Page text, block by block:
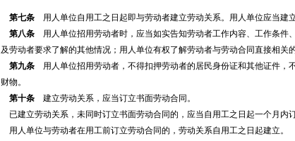
第七条 用人单位自用工之日起即与劳动者建立劳动关系。用人单位应当建
第八条 用人单位招用劳动者时，应当如实告知劳动者工作内容、工作条件
及劳动者要求了解的其他情况；用人单位有权了解劳动者与劳动合同直接相关
第九条 用人单位招用劳动者，不得扣押劳动者的居民身份证和其他证件，
财物。
第十条 建立劳动关系，应当订立书面劳动合同。
已建立劳动关系，未同时订立书面劳动合同的，应当自用工之日起一个月内
用人单位与劳动者在用工前订立劳动合同的，劳动关系自用工之日起建立。